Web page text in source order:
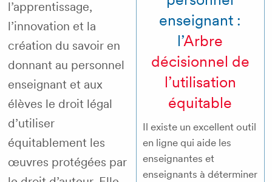
enseignant :
l’Arbre
décisionnel de
l’utilisation
équitable
Il existe un excellent outil
en ligne qui aide les
enseignantes et
enseignants à déterminer
l’apprentissage,
l’innovation et la
création du savoir en
donnant au personnel
enseignant et aux
élèves le droit légal
d’utiliser
équitablement les
œuvres protégées par